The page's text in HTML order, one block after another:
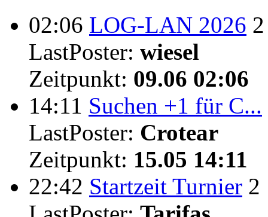
02:06 LOG-LAN 2026 2
LastPoster: wiesel
Zeitpunkt: 09.06 02:06
14:11 Suchen +1 für C...
LastPoster: Crotear
Zeitpunkt: 15.05 14:11
22:42 Startzeit Turnier 2